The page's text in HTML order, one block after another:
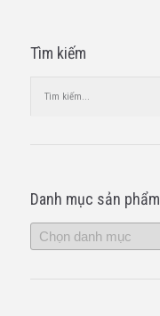
Tìm kiếm
Danh mục sản phẩm